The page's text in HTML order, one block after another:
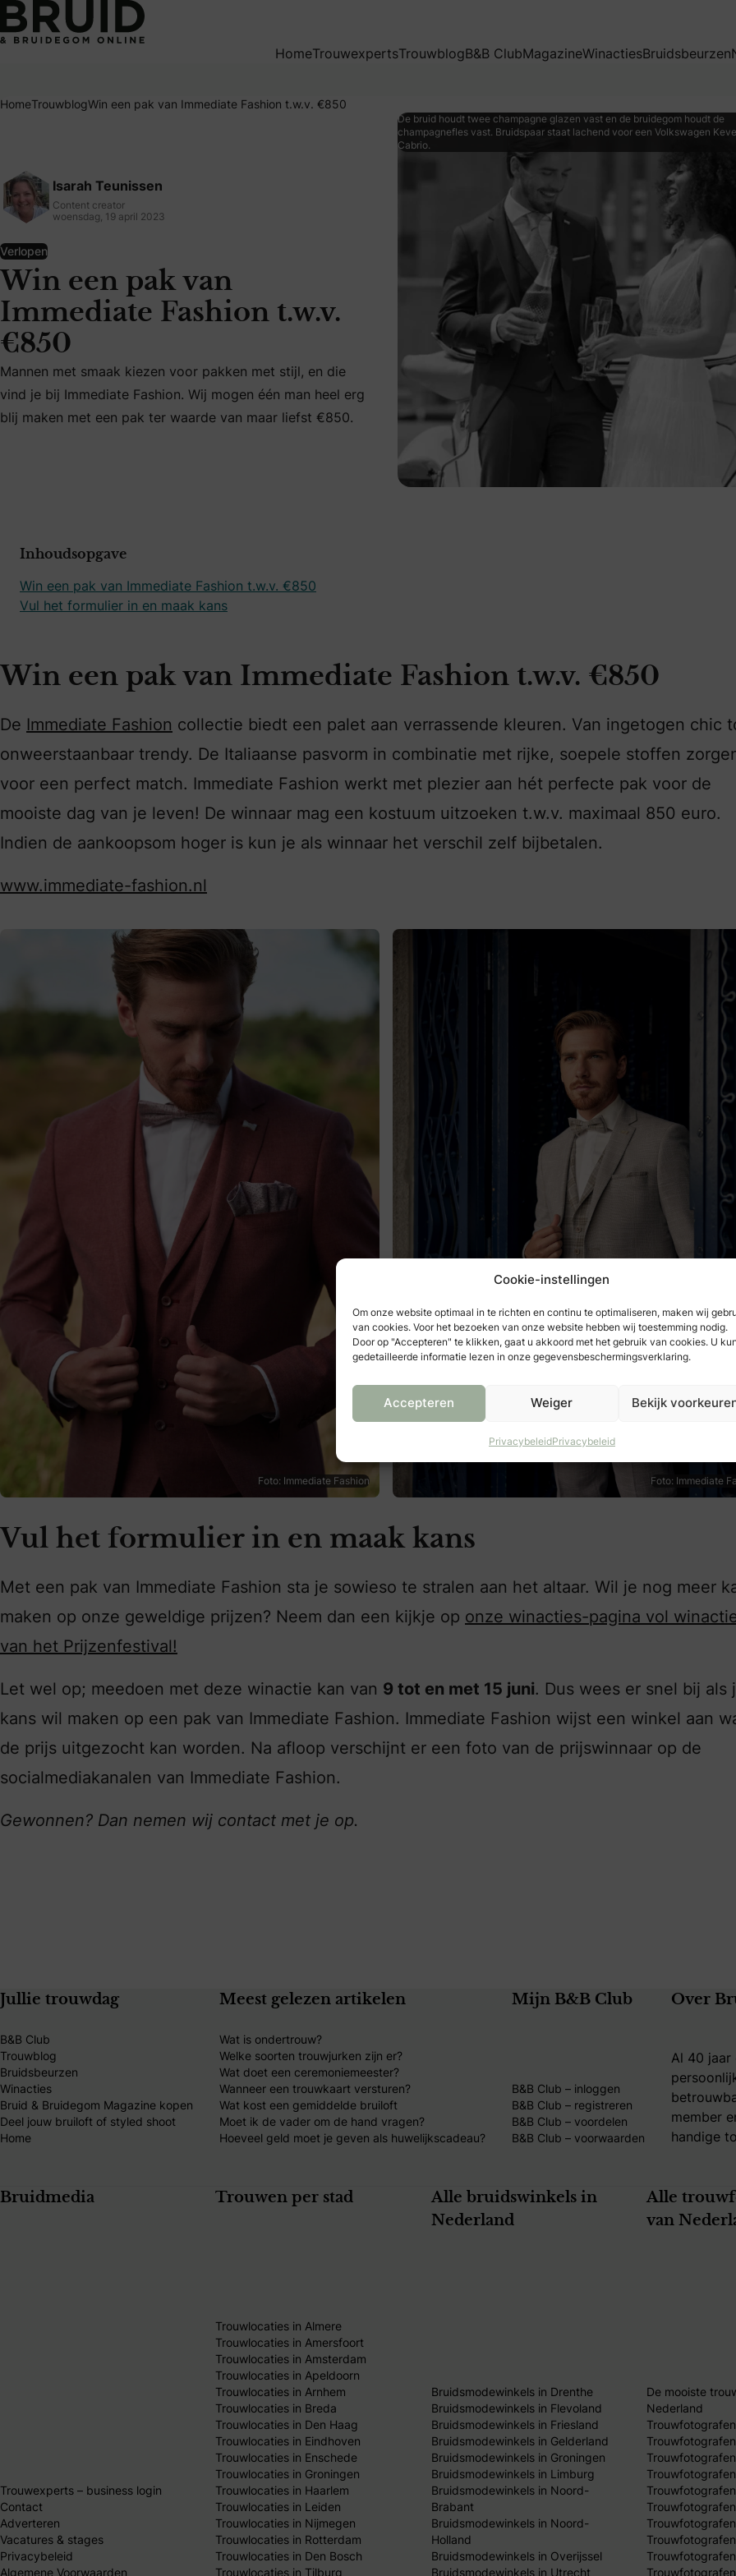
Cookie-instellingen
Om onze website optimaal in te richten en continu te optimaliseren, maken wij
van cookies. Voor het bezoeken van onze website hebben wij toestemming nodig.
Door op "Accepteren" te klikken, gaat u akkoord met het gebruik van cookies. U
gedetailleerde informatie lezen in onze gegevensbeschermingsverklaring.
Accepteren Weiger Bekijk
PrivacybeleidPrivacybeleid
Win een pak van Immediate Fashion t.w.v. €850HomeTrouwexpertsTrouwblogB&B ClubMagazineWinactiesBruidsbeurzen
HomeTrouwblogWin een pak van Immediate Fashion t.w.v. €850
Isarah Teunissen
Content creator
woensdag, 19 april 2023
Verlopen
Win een pak van
Immediate Fashion t.w.v.
€850
Mannen met smaak kiezen voor pakken met stijl, en die vind je bij Immediate Fashion. Wij mogen één man heel erg
Mannen met smaak kiezen voor pakken met stijl, en die
vind je bij Immediate Fashion. Wij mogen één man heel erg
blij maken met een pak ter waarde van maar liefst €850.
De bruid houdt twee champagne glazen vast en de bruidegom houdt de
champagnefles vast. Bruidspaar staat lachend voor een Volkswagen
Cabrio.
Inhoudsopgave
Win een pak van Immediate Fashion t.w.v. €850
Vul het formulier in en maak kans
Win een pak van Immediate Fashion t.w.v. €850
De Immediate Fashion collectie biedt een palet aan verrassende kleuren. Van ingetogen chic
onweerstaanbaar trendy. De Italiaanse pasvorm in combinatie met rijke, soepele stoffen
voor een perfect match. Immediate Fashion werkt met plezier aan hét perfecte pak voor de
mooiste dag van je leven! De winnaar mag een kostuum uitzoeken t.w.v. maximaal 850 euro.
Indien de aankoopsom hoger is kun je als winnaar het verschil zelf bijbetalen.
www.immediate-fashion.nl
Foto: Immediate Fashion Foto: Immediate
Vul het formulier in en maak kans
Met een pak van Immediate Fashion sta je sowieso te stralen aan het altaar. Wil je nog meer
maken op onze geweldige prijzen? Neem dan een kijkje op onze winacties-pagina vol
van het Prijzenfestival!
Let wel op; meedoen met deze winactie kan van 9 tot en met 15 juni. Dus wees er snel bij als
kans wil maken op een pak van Immediate Fashion. Immediate Fashion wijst een winkel aan
de prijs uitgezocht kan worden. Na afloop verschijnt er een foto van de prijswinnaar op de
socialmediakanalen van Immediate Fashion.
Gewonnen? Dan nemen wij contact met je op.
Jullie trouwdag
B&B Club
Trouwblog
Bruidsbeurzen
Winacties
Bruid & Bruidegom Magazine kopen
Deel jouw bruiloft of styled shoot
Home
Meest gelezen artikelen
Wat is ondertrouw?
Welke soorten trouwjurken zijn er?
Wat doet een ceremoniemeester?
Wanneer een trouwkaart versturen?
Wat kost een gemiddelde bruiloft
Moet ik de vader om de hand vragen?
Hoeveel geld moet je geven als huwelijkscadeau?
Mijn B&B Club
B&B Club – inloggen
B&B Club – registreren
B&B Club – voordelen
B&B Club – voorwaarden
Over
Al 40 jaar
member
handige
Bruidmedia
Trouwexperts – business login
Contact
Adverteren
Vacatures & stages
Privacybeleid
Algemene Voorwaarden
Trouwen per stad
Trouwlocaties in Almere
Trouwlocaties in Amersfoort
Trouwlocaties in Amsterdam
Trouwlocaties in Apeldoorn
Trouwlocaties in Arnhem
Trouwlocaties in Breda
Trouwlocaties in Den Haag
Trouwlocaties in Eindhoven
Trouwlocaties in Enschede
Trouwlocaties in Groningen
Trouwlocaties in Haarlem
Trouwlocaties in Leiden
Trouwlocaties in Nijmegen
Trouwlocaties in Rotterdam
Trouwlocaties in Den Bosch
Trouwlocaties in Tilburg
Alle bruidswinkels in
Nederland
Bruidsmodewinkels in Drenthe
Bruidsmodewinkels in Flevoland
Bruidsmodewinkels in Friesland
Bruidsmodewinkels in Gelderland
Bruidsmodewinkels in Groningen
Bruidsmodewinkels in Limburg
Bruidsmodewinkels in Noord-
Brabant
Bruidsmodewinkels in Noord-
Holland
Bruidsmodewinkels in Overijssel
Bruidsmodewinkels in Utrecht
Alle
van
De mooiste
Nederland